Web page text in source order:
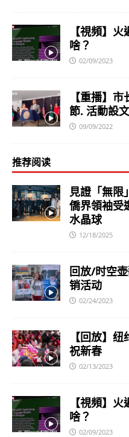
【視頻】
啥？
02/09/2023
【重播】
節. 活動設
09/09/2022
推荐阅读
見證「無限
僑界領袖受
水晶球
12/18/2025
回放/时空
销活动
02/24/2023
【回放】
祝新春
02/13/2023
【視頻】
啥？
02/09/2023